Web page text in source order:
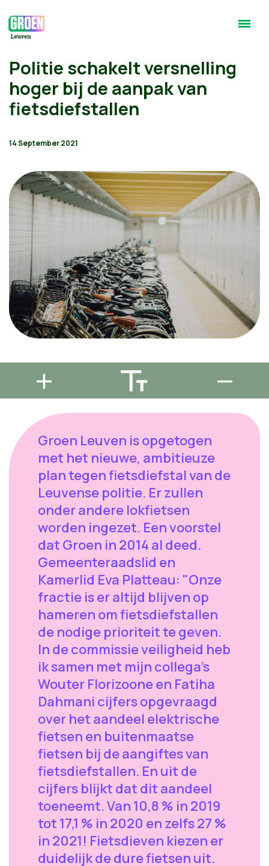
Politie schakelt versnelling
hoger bij de aanpak van
fietsdiefstallen
14 September 2021
Groen Leuven is opgetogen
met het nieuwe, ambitieuze
plan tegen fietsdiefstal van de
Leuvense politie. Er zullen
onder andere lokfietsen
worden ingezet. Een voorstel
dat Groen in 2014 al deed.
Gemeenteraadslid en
Kamerlid Eva Platteau: "Onze
fractie is er altijd blijven op
hameren om fietsdiefstallen
de nodige prioriteit te geven.
In de commissie veiligheid heb
ik samen met mijn collega’s
Wouter Florizoone en Fatiha
Dahmani cijfers opgevraagd
over het aandeel elektrische
fietsen en buitenmaatse
fietsen bij de aangiftes van
fietsdiefstallen. En uit de
cijfers blijkt dat dit aandeel
toeneemt. Van 10,8 % in 2019
tot 17,1 % in 2020 en zelfs 27 %
in 2021! Fietsdieven kiezen er
duidelijk de dure fietsen uit.